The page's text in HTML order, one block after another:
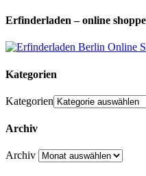
Erfinderladen – online
Kategorien
Kategorien
Archiv
Archiv